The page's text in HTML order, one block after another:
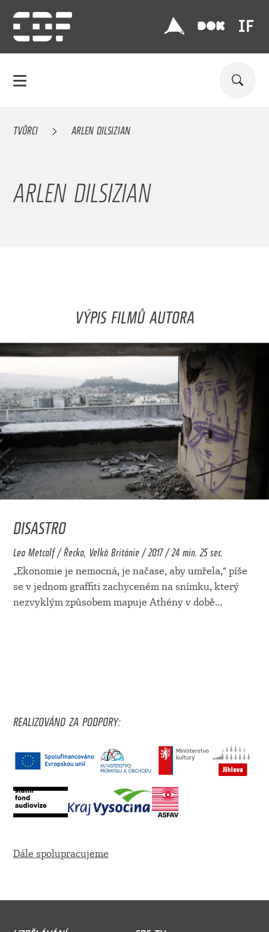
TVŮRCI ARLEN DILSIZIAN
ARLEN DILSIZIAN
VÝPIS FILMŮ AUTORA
DISASTRO
Leo Metcalf / Řecko, Velká Británie / 2017 / 24 min. 25 sec.
„Ekonomie je nemocná, je načase, aby umřela,“ píše
se v jednom graffiti zachyceném na snímku, který
nezvyklým způsobem mapuje Athény v době...
REALIZOVÁNO ZA PODPORY:
Dále spolupracujeme